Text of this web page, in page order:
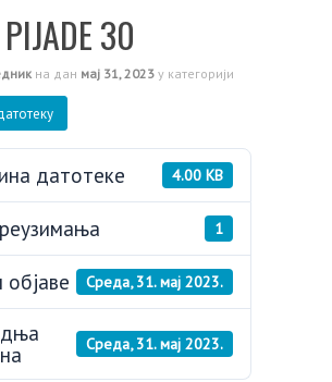
30
на дан мај 31, 2023 у категорији
датотеке 4.00 KB
1
Cреда, 31. мај 2023.
Cреда, 31. мај 2023.